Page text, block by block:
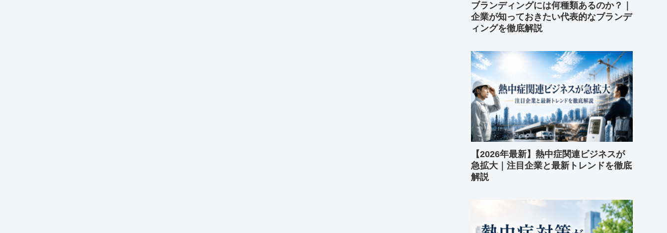
ブランディングには何種類あるのか？｜
企業が知っておきたい代表的なブランデ
ィングを徹底解説
【2026年最新】熱中症関連ビジネスが
急拡大｜注目企業と最新トレンドを徹底
解説